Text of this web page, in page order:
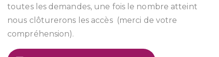
toutes les demandes, une fois le nombre atteint
nous clôturerons les accès (merci de votre
compréhension).